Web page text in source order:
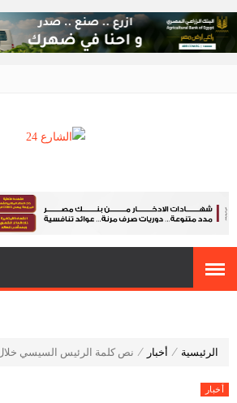
الرئيسية ⁄ أخبار ⁄ نص كلمة الرئيس السيسي
أخبار